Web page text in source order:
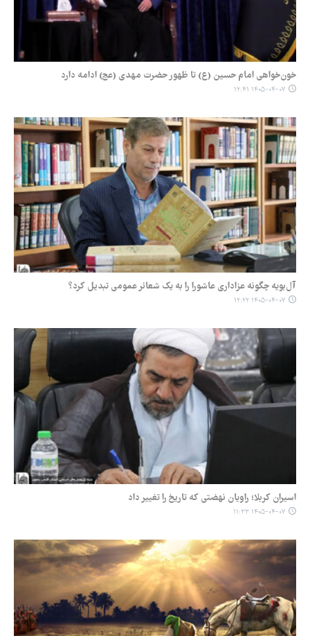
خون‌خواهی امام حسین (ع) تا ظهور حضرت مهدی (عج) ادامه دارد
۱۴۰۵-۰۴-۰۷ ۱۲:۴۱
آل‌بویه چگونه عزاداری عاشورا را به یک شعائر عمومی تبدیل کرد؟
۱۴۰۵-۰۴-۰۷ ۱۲:۲۲
اسیران کربلا؛ راویان نهضتی که تاریخ را تغییر داد
۱۴۰۵-۰۴-۰۷ ۱۱:۳۳